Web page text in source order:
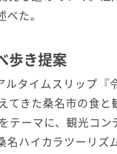
た。
歩き提案
タイムスリップ『
てきた桑名市の食
テーマに、観光コ
ハイカラツーリズ